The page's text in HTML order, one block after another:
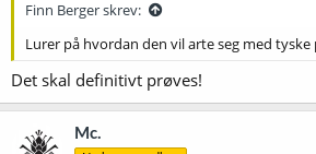
Finn Berger skrev:
Lurer på hvordan den vil arte seg med tyske
Det skal definitivt prøves!
Mc.